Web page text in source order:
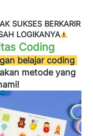
SUKSES BERKARIR
LOGIKANYA
Coding
belajar coding
metode yang